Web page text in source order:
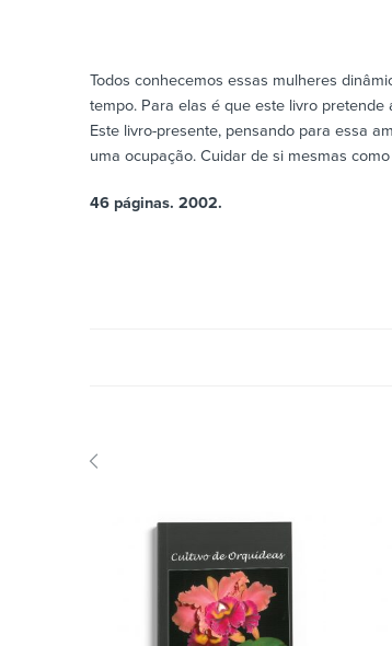
Todos conhecemos essas mulheres
tempo. Para elas é que este livro
Este livro-presente, pensando para essa
uma ocupação. Cuidar de si mesmas
46 páginas. 2002.